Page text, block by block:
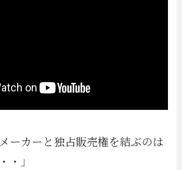
ーカーと独占販売権を結ぶのは
・」